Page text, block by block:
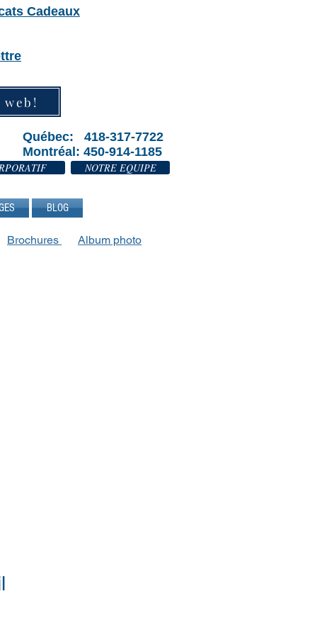
Cadeaux
Québec: 418-317-7722
Montréal: 450-914-1185
NOTRE EQUIPE
BLOG
Brochures Album photo